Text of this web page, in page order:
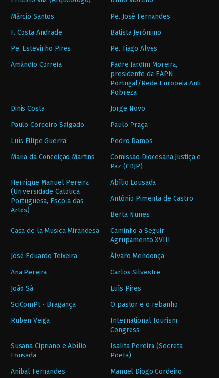
Márcio Santos
Pe. José Fernandes
F. Costa Andrade
Batista Jerónimo
Pe. Estevinho Pires
Pe. Tiago Alves
Amândio Correia
Padre Jardim Moreira,
presidente da EAPN
Portugal/Rede Europeia Anti
Pobreza
Dinis Costa
Jorge Novo
Paulo Cordeiro Salgado
Paulo Praça
Luís Filipe Guerra
Pedro Ramos
Maria da Conceição Martins
Comissão Diocesana Justiça e
Paz (CDJP)
Henrique Manuel Pereira
(Universidade Católica
Portuguesa, Escola das
Artes)
Abílio Lousada
António Pimenta de Castro
Berta Nunes
Casa de la Musica Mirandesa
Caminho a Seguir -
Agrupamento XVIII
José Eduardo Teixeira
Álvaro Mendonça
Ana Pereira
Carlos Silvestre
João Sá
Luís Pires
SciComPt - Bragança
O pastor e o rebanho
Ruben Veiga
International Tourism
Congress
Susana Cipriano e Abílio
Lousada
Isalita Pereira (Secreta
Poeta)
Anibal Fernandes
Manuel Diogo Cordeiro